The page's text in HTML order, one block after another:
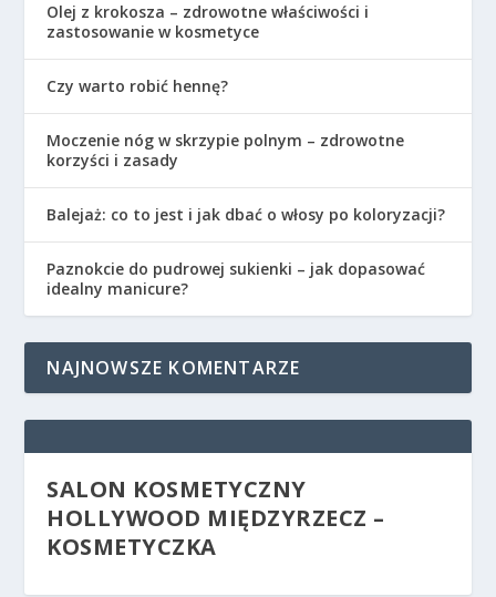
Olej z krokosza – zdrowotne właściwości i
zastosowanie w kosmetyce
Czy warto robić hennę?
Moczenie nóg w skrzypie polnym – zdrowotne
korzyści i zasady
Balejaż: co to jest i jak dbać o włosy po koloryzacji?
Paznokcie do pudrowej sukienki – jak dopasować
idealny manicure?
NAJNOWSZE KOMENTARZE
SALON KOSMETYCZNY
HOLLYWOOD MIĘDZYRZECZ –
KOSMETYCZKA